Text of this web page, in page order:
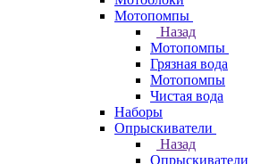
Мотопомпы
Назад
Мотопомпы
Грязная вода
Мотопомпы
Чистая вода
Наборы
Опрыскиватели
Назад
Опрыскиватели